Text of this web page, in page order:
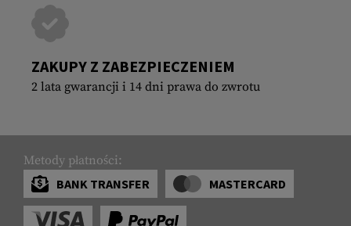
ZAKUPY Z ZABEZPIECZENIEM
2 lata gwarancji i 14 dni prawa do zwrotu
Metody płatności:
BANK TRANSFER
MASTERCARD